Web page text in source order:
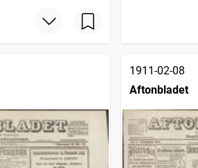
1911-02-08
Aftonbladet